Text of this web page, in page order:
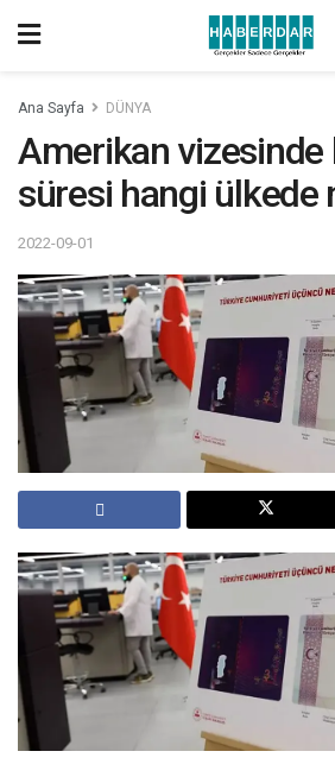
Ana Sayfa DÜNYA
Amerikan vizesinde
süresi hangi ülkede
2022-09-01